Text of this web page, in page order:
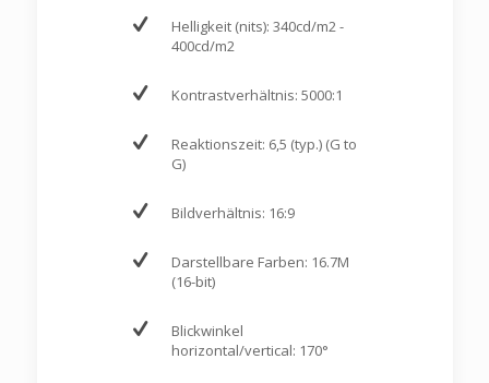
Helligkeit (nits): 340cd/m2 -
400cd/m2
Kontrastverhältnis: 5000:1
Reaktionszeit: 6,5 (typ.) (G to
G)
Bildverhältnis: 16:9
Darstellbare Farben: 16.7M
(16-bit)
Blickwinkel
horizontal/vertical: 170°